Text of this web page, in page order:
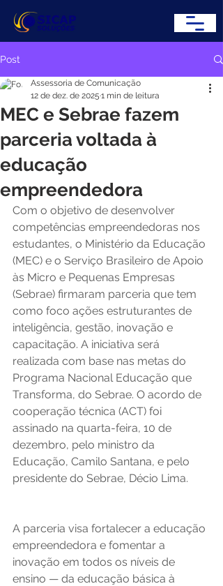
Post
MEC e Sebrae fazem
parceria voltada à
educação
empreendedora
Assessoria de Comunicação
12 de dez. de 2025 1 min de leitura
Com o objetivo de desenvolver
competências empreendedoras nos
estudantes, o Ministério da Educação
(MEC) e o Serviço Brasileiro de Apoio
às Micro e Pequenas Empresas
(Sebrae) firmaram parceria que tem
como foco ações estruturantes de
inteligência, gestão, inovação e
capacitação. A iniciativa será
realizada com base nas metas do
Programa Nacional Educação que
Transforma, do Sebrae. O acordo de
cooperação técnica (ACT) foi
assinado na quarta-feira, 10 de
dezembro, pelo ministro da
Educação, Camilo Santana, e pelo
presidente do Sebrae, Décio Lima.
A parceria visa fortalecer a educação
empreendedora e fomentar a
inovação em todos os níveis de
ensino — da educação básica à